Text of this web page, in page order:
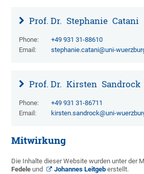
Prof. Dr. Stephanie Catani
Phone:
+49 931 31-88610
Email:
stephanie.catani@uni-
Prof. Dr. Kirsten Sandrock
Phone:
+49 931 31-86711
Email:
kirsten.sandrock@uni-
Mitwirkung
Die Inhalte dieser Website wurden unter der
Fedele und Johannes Leitgeb erstellt.